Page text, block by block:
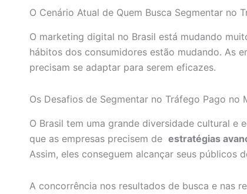
O Cenário Atual de Quem Busca Segmentar no
O marketing digital no Brasil está mudando
hábitos dos consumidores estão mudando. As
precisam se adaptar para serem eficazes.
Os Desafios de Segmentar no Tráfego Pago no
O Brasil tem uma grande diversidade cultural e
que as empresas precisem de estratégias
Assim, eles conseguem alcançar seus públicos
A concorrência nos resultados de busca e nas